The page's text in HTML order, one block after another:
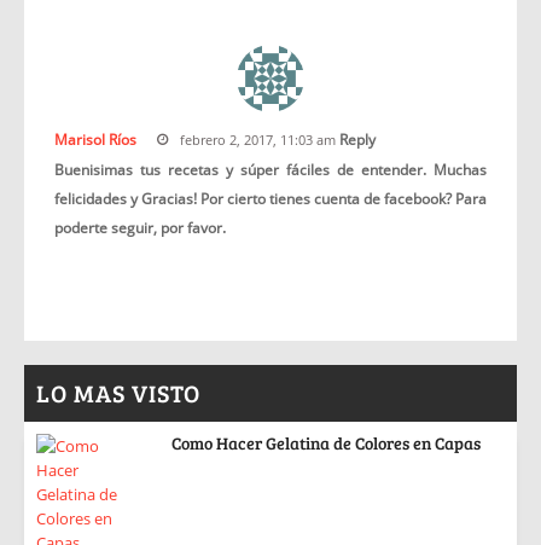
Marisol Ríos febrero 2, 2017, 11:03 am Reply
Buenisimas tus recetas y súper fáciles de entender. Muchas
felicidades y Gracias! Por cierto tienes cuenta de facebook? Para
poderte seguir, por favor.
LO MAS VISTO
Como Hacer Gelatina de Colores en Capas